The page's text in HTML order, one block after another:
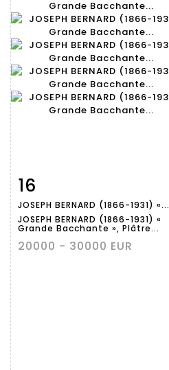
détaillée
16
JOSEPH BERNARD (1866-1931) «...
JOSEPH BERNARD (1866-1931) «
Grande Bacchante », Plâtre...
20000 - 30000 EUR